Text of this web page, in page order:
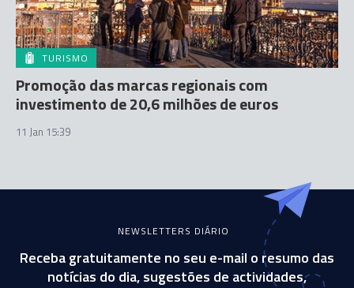
TURISMO
Promoção das marcas regionais com
investimento de 20,6 milhões de euros
11 Jan 15:39
NEWSLETTERS DIÁRIO
Receba gratuitamente no seu e-mail o resumo das
notícias do dia, sugestões de actividades,